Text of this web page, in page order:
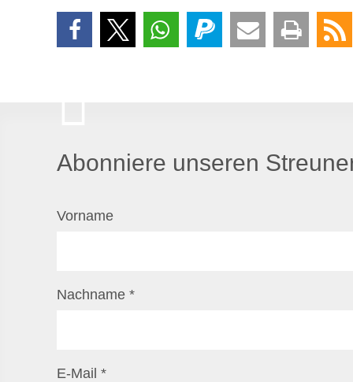
Abonniere unseren
Vorname
Nachname *
E-Mail *